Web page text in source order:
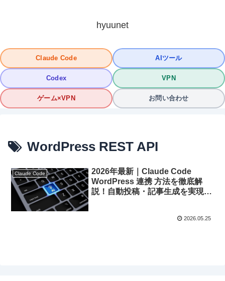
hyuunet
Claude Code AIツール
Codex VPN
ゲーム×VPN お問い合わせ
WordPress REST API
Claude Code
2026年最新｜Claude Code
WordPress 連携 方法を徹底解
説！自動投稿・記事生成を実現す
2026.05.25